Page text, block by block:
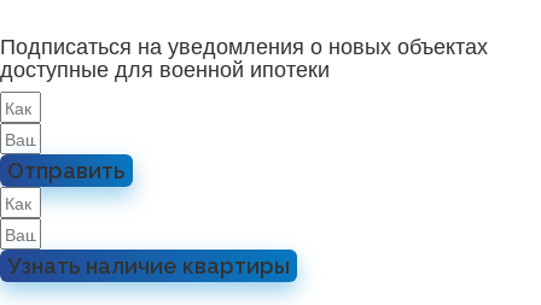
Подписаться на уведомления о новых объектах
доступные для военной ипотеки
Отправить
Узнать наличие квартиры